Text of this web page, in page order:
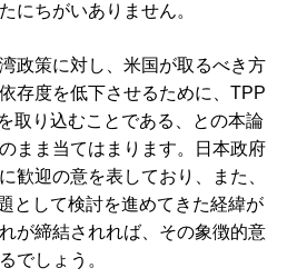
にちがいありません。
政策に対し、米国が取るべき方
存度を低下させるために、TPP
取り込むことである、との本論
まま当てはまります。日本政府
歓迎の意を表しており、また、
として検討を進めてきた経緯が
が締結されれば、その象徴的意
でしょう。